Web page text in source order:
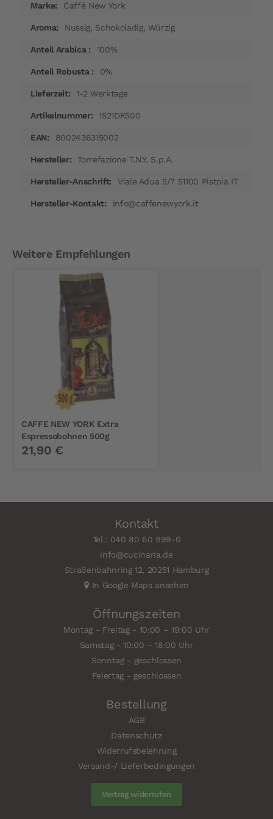
InformationenCaffé New York
Nussig, Schokoladig, Würzig
100%
0%
1-2 Werktage
1521DK500
8002436315002
Torrefazione T.N.Y. S.p.A.
Viale Adua 5/7 51100 Pistoia IT
info@caffenewyork.it
Weitere Empfehlungen
CAFFE NEW YORK Extra
Espressobohnen 500g
21,90 €
Kontakt
Tel.: 040 80 60 999-0
info@cucinaria.de
Straßenbahnring 12, 20251 Hamburg
In Google Maps ansehen
Öffnungszeiten
Montag - Freitag - 10:00 – 19:00 Uhr
Samstag - 10:00 – 18:00 Uhr
Sonntag - geschlossen
Feiertag - geschlossen
Bestellung
AGB
Datenschutz
Widerrufsbelehrung
Versand-/ Lieferbedingungen
Vertrag widerrufen